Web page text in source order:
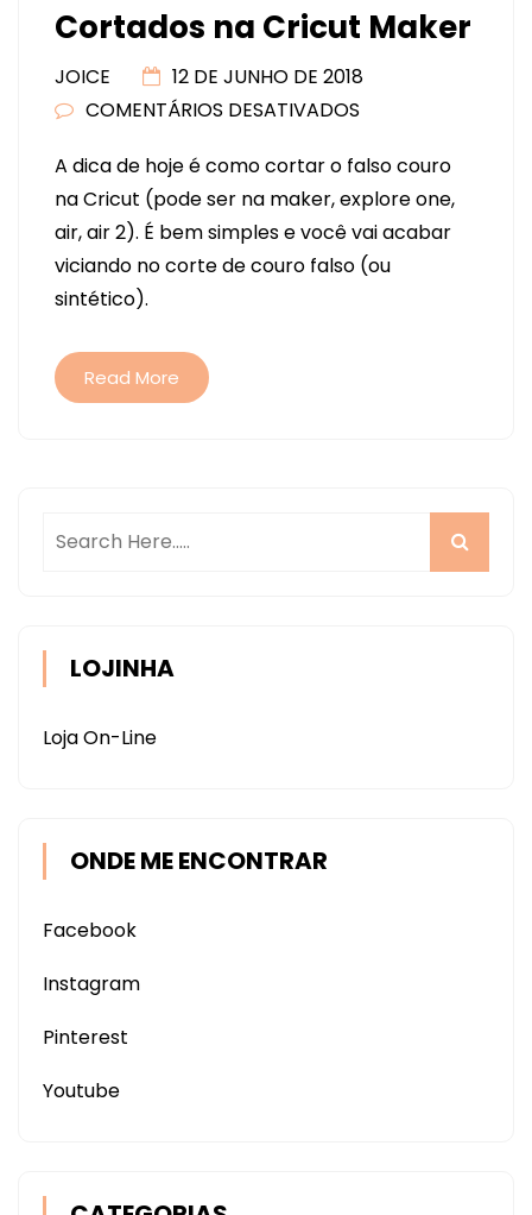
Cortados na Cricut Maker
JOICE
12 DE JUNHO DE 2018
COMENTÁRIOS DESATIVADOS
DE
FALSO
COURO
CORTADOS
A dica de hoje é como cortar o falso couro
na Cricut (pode ser na maker, explore one,
air, air 2). É bem simples e você vai acabar
viciando no corte de couro falso (ou
sintético).
Read More
LOJINHA
Loja On-Line
ONDE ME ENCONTRAR
Facebook
Instagram
Pinterest
Youtube